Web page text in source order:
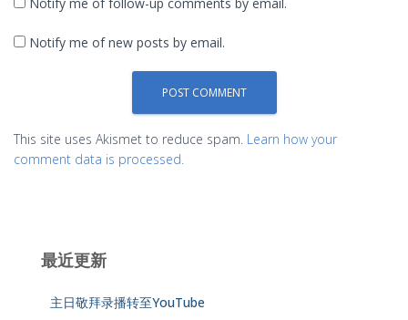
Notify me of new posts by email.
This site uses Akismet to reduce spam. Learn how your
comment data is processed.
最近更新
主日敬拜录播转至YouTube